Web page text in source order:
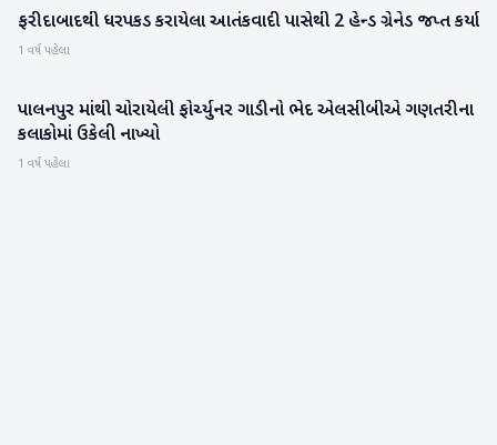
ગુજરાત
ફરીદાબાદથી ધરપકડ કરાયેલા આતંકવાદી પાસેથી 2 હેન્ડ ગ્રેનેડ જપ્ત કર્યા
1 વર્ષ પહેલા
બનાસકાંઠા
પાલનપુર માંથી ચોરાયેલી ફોર્ચ્યુનર ગાડીનો ભેદ એલસીબીએ ગણતરીના
કલાકોમાં ઉકેલી નાખ્યો
1 વર્ષ પહેલા